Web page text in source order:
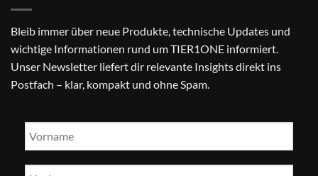
Bleib immer über neue Produkte, technische Updates und
wichtige Informationen rund um TIER1ONE informiert.
Unser Newsletter liefert dir relevante Insights direkt ins
Postfach – klar, kompakt und ohne Spam.